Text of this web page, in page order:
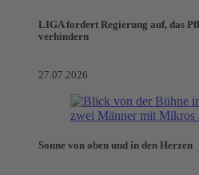
LIGA fordert Regierung auf, das
verhindern
27.07.2026
Sonne von oben und in den Herzen